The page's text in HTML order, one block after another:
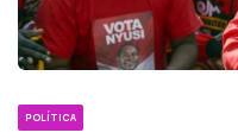
POLÍTICA